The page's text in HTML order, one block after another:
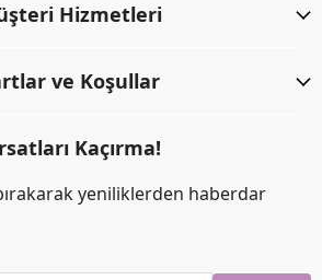
Hizmetleri
ve Koşullar
Kaçırma!
yeniliklerden haberdar